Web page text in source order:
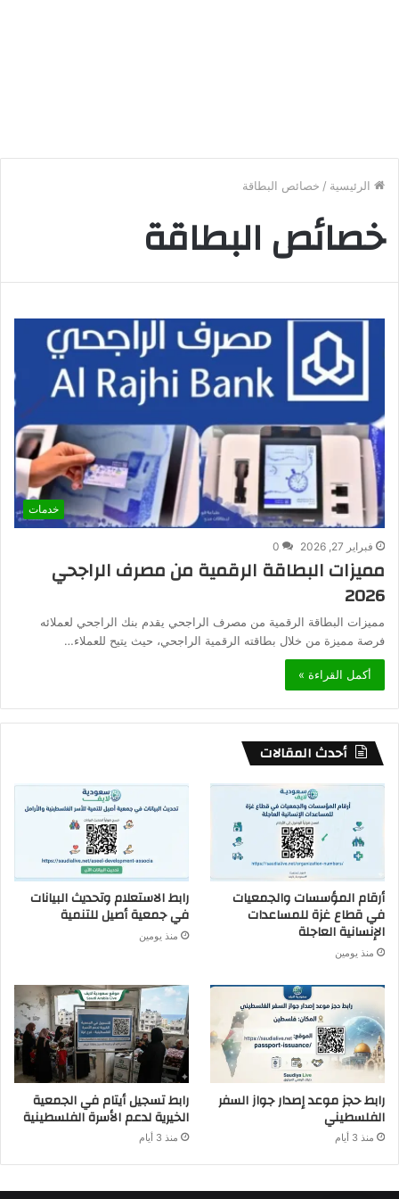
الرئيسية / خصائص البطاقة
خصائص البطاقة
خدمات
فبراير 27, 2026 0
مميزات البطاقة الرقمية من مصرف الراجحي
2026
مميزات البطاقة الرقمية من مصرف الراجحي يقدم بنك الراجحي لعملائه
فرصة مميزة من خلال بطاقته الرقمية الراجحي، حيث يتيح للعملاء…
أكمل القراءة »
أحدث المقالات
أرقام المؤسسات والجمعيات
في قطاع غزة للمساعدات
الإنسانية العاجلة
منذ يومين
رابط الاستعلام وتحديث البيانات
في جمعية أصيل للتنمية
منذ يومين
رابط حجز موعد إصدار جواز السفر
الفلسطيني
منذ 3 أيام
رابط تسجيل أيتام في الجمعية
الخيرية لدعم الأسرة الفلسطينية
منذ 3 أيام